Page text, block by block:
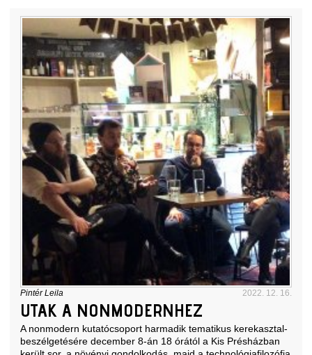
Pintér Leila 2022. 12. 16.
UTAK A NONMODERNHEZ
A nonmodern kutatócsoport harmadik tematikus kerekasztal-
beszélgetésére december 8-án 18 órától a Kis Présházban